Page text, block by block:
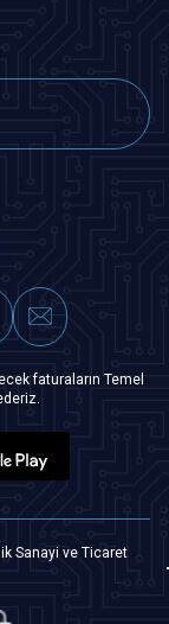
faturaların Temel
Sanayi ve Ticaret